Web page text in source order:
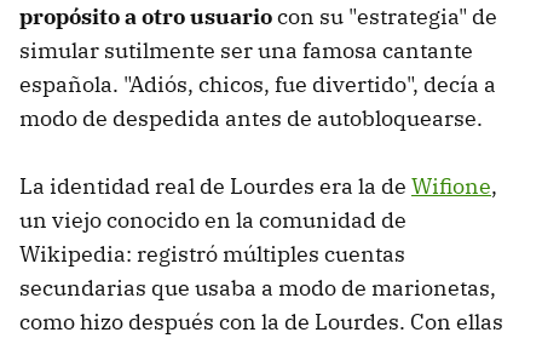
propósito a otro usuariocon su "estrategia" de
simular sutilmente ser una famosa cantante
española. "Adiós, chicos, fue divertido", decía a
modo de despedida antes de autobloquearse.
La identidad real de Lourdes era la de Wifione,
un viejo conocido en la comunidad de
Wikipedia: registró múltiples cuentas
secundarias que usaba a modo de marionetas,
como hizo después con la de Lourdes. Con ellas